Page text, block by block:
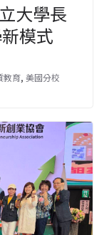
大學長
模式
教育, 美國分校